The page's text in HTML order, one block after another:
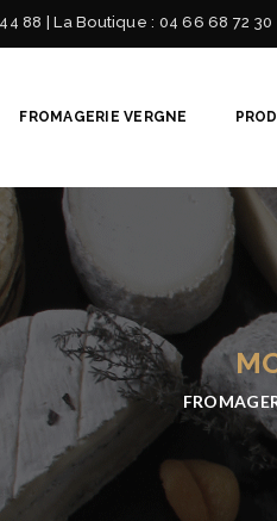
88 | La Boutique : 04 66 68 72 30
FROMAGERIE VERGNE